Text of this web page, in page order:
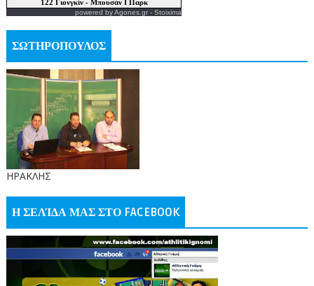
powered byAgones.gr- Stoixima
ΣΩΤΗΡΟΠΟΥΛΟΣ
ΗΡΑΚΛΗΣ
Η ΣΕΛΊΔΑ ΜΑΣ ΣΤΟ FACEBOOK